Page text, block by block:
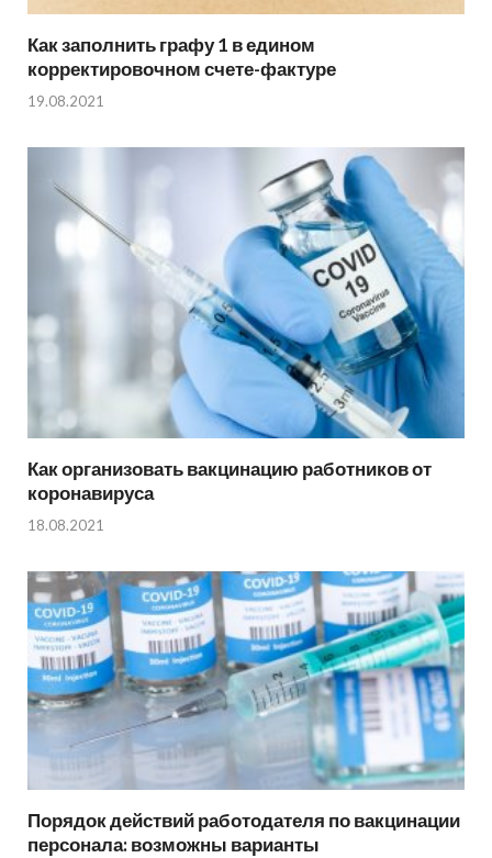
Как заполнить графу 1 в едином
корректировочном счете-фактуре
19.08.2021
Как организовать вакцинацию работников от
коронавируса
18.08.2021
Порядок действий работодателя по вакцинации
персонала: возможны варианты